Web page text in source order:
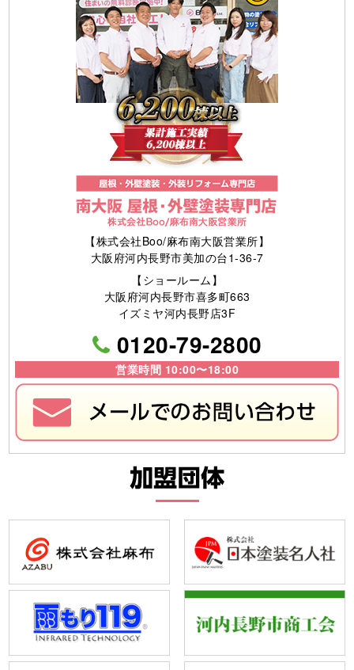
【株式会社Boo/麻布南大阪営業所】
大阪府河内長野市美加の台1-36-7
【ショールーム】
大阪府河内長野市喜多町663
イズミヤ河内長野店3F
0120-79-2800
営業時間 10:00〜18:00